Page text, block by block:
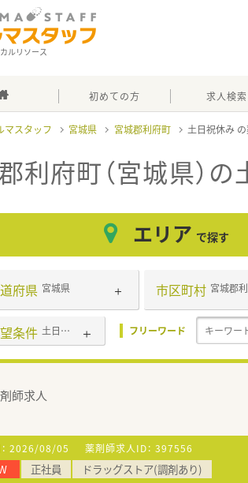
ルリソース
初めての方 求人検索
マスタッフ 宮城県 宮城郡利府町 土日祝休み
利府町（宮城県）
エリア で探す
府県 宮城県 市区町村 宮城郡
条件 土日祝休み フリーワード
師求人
2026/08/05 薬剤師求人ID： 397556
正社員 ドラッグストア(調剤あり)